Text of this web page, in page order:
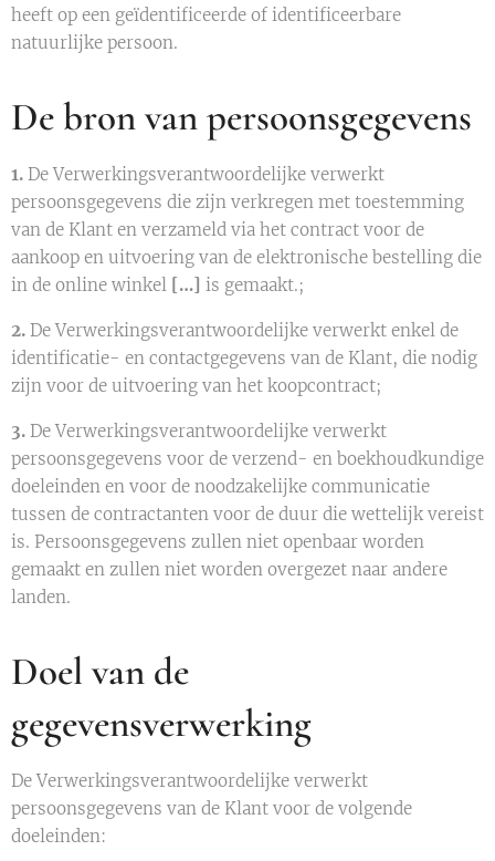
heeft op een geïdentificeerde of identificeerbare
natuurlijke persoon.
De bron van persoonsgegevens
1. De Verwerkingsverantwoordelijke verwerkt
persoonsgegevens die zijn verkregen met toestemming
van de Klant en verzameld via het contract voor de
aankoop en uitvoering van de elektronische bestelling die
in de online winkel […] is gemaakt.;
2. De Verwerkingsverantwoordelijke verwerkt enkel de
identificatie- en contactgegevens van de Klant, die nodig
zijn voor de uitvoering van het koopcontract;
3. De Verwerkingsverantwoordelijke verwerkt
persoonsgegevens voor de verzend- en boekhoudkundige
doeleinden en voor de noodzakelijke communicatie
tussen de contractanten voor de duur die wettelijk vereist
is. Persoonsgegevens zullen niet openbaar worden
gemaakt en zullen niet worden overgezet naar andere
landen.
Doel van de
gegevensverwerking
De Verwerkingsverantwoordelijke verwerkt
persoonsgegevens van de Klant voor de volgende
doeleinden: